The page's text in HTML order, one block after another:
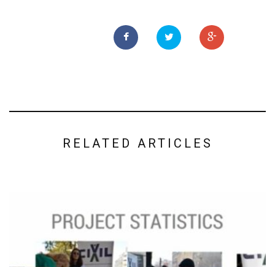
RELATED ARTICLES